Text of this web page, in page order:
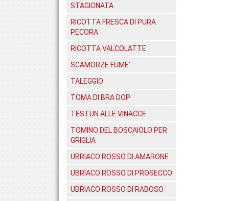
STAGIONATA
RICOTTA FRESCA DI PURA
PECORA
RICOTTA VALCOLATTE
SCAMORZE FUME'
TALEGGIO
TOMA DI BRA DOP
TESTUN ALLE VINACCE
TOMINO DEL BOSCAIOLO PER
GRIGLIA
UBRIACO ROSSO DI AMARONE
UBRIACO ROSSO DI PROSECCO
UBRIACO ROSSO DI RABOSO